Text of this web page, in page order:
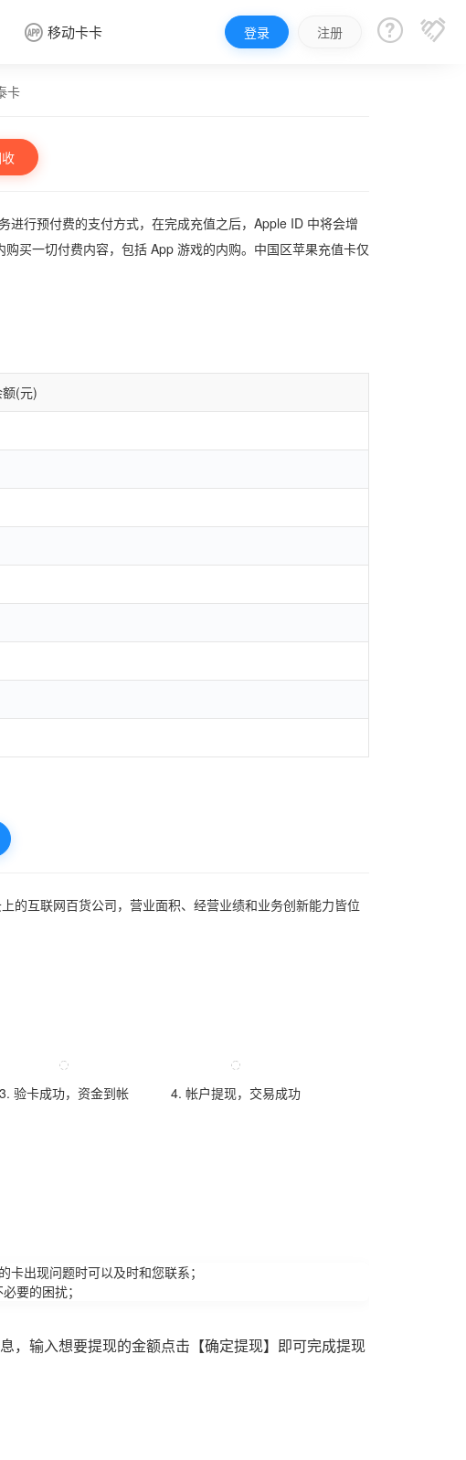
 移动卡卡 登录 注册  
卡
行预付费的支付方式，在完成充值之后，Apple ID 中将会增
买一切付费内容，包括 App 游戏的内购。中国区苹果充值卡仅
(元)
的互联网百货公司，营业面积、经营业绩和业务创新能力皆位
3. 验卡成功，资金到帐 4. 帐户提现，交易成功
出现问题时可以及时和您联系；
要的困扰；
，输入想要提现的金额点击【确定提现】即可完成提现